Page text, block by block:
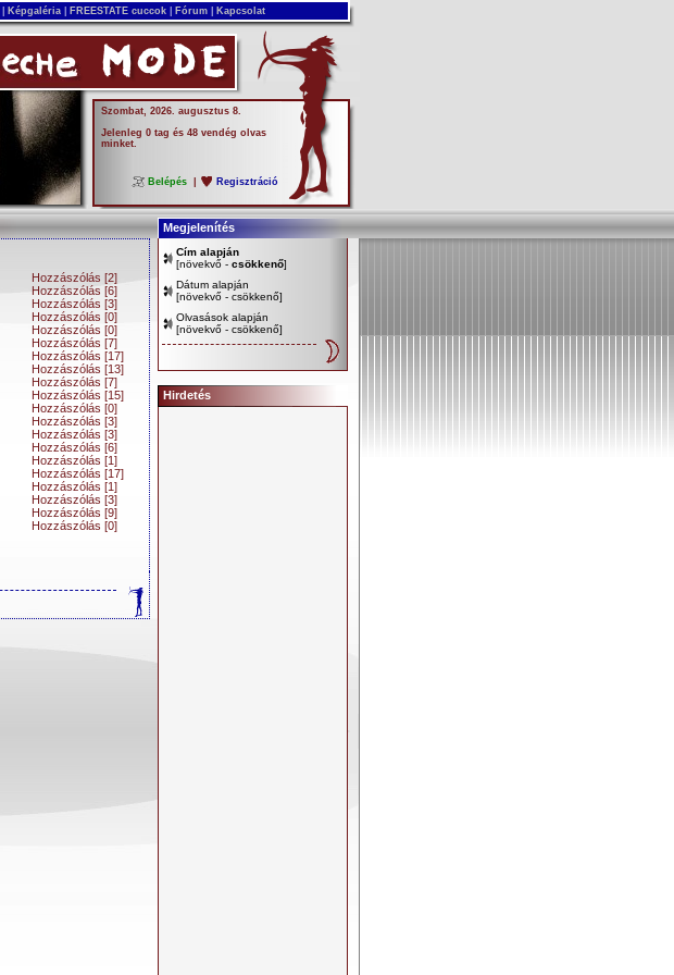
Képgaléria FREESTATE cuccok Fórum Kapcsolat
Szombat, 2026. augusztus 8.
Jelenleg 0 tag és 48 vendég olvas
minket.
Belépés Regisztráció
Megjelenítés
Hozzászólás [2]
Hozzászólás [6]
Hozzászólás [3]
Hozzászólás [0]
Hozzászólás [0]
Hozzászólás [7]
Hozzászólás [17]
Hozzászólás [13]
Hozzászólás [7]
Hozzászólás [15]
Hozzászólás [0]
Hozzászólás [3]
Hozzászólás [3]
Hozzászólás [6]
Hozzászólás [1]
Hozzászólás [17]
Hozzászólás [1]
Hozzászólás [3]
Hozzászólás [9]
Hozzászólás [0]
Cím alapján
[növekvő - csökkenő]
Dátum alapján
[növekvő - csökkenő]
Olvasások alapján
[növekvő - csökkenő]
Hirdetés